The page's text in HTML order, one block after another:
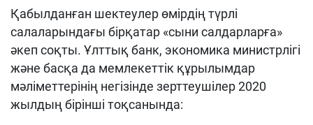
Қабылданған шектеулер өмірдің түрлі
салаларындағы бірқатар «сыни салдарларға»
әкеп соқты. Ұлттық банк, экономика министрлігі
және басқа да мемлекеттік құрылымдар
мәліметтерінің негізінде зерттеушілер 2020
жылдың бірінші тоқсанында: